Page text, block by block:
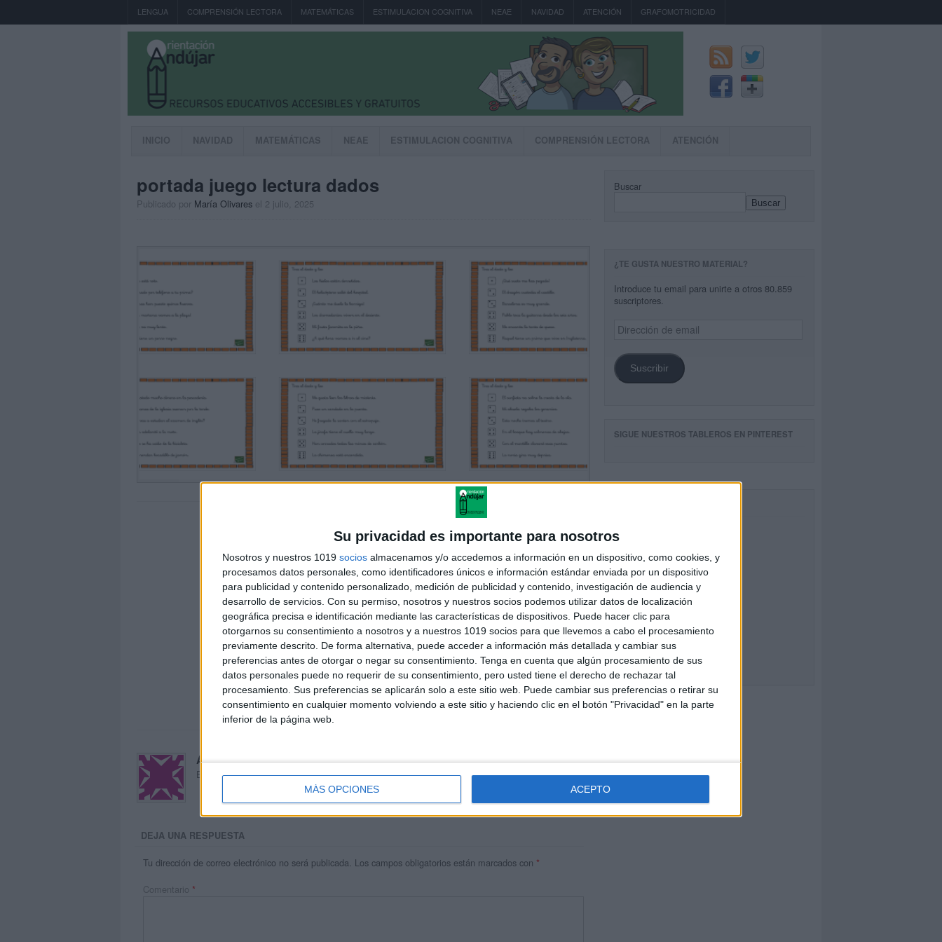
Su privacidad es importante para nosotros
Nosotros y nuestros 1019 socios almacenamos y/o accedemos a información en un dispositivo, como cookies, y
procesamos datos personales, como identificadores únicos e información estándar enviada por un dispositivo
para publicidad y contenido personalizado, medición de publicidad y contenido, investigación de audiencia y
desarrollo de servicios. Con su permiso, nosotros y nuestros socios podemos utilizar datos de localización
geográfica precisa e identificación mediante las características de dispositivos. Puede hacer clic para
otorgarnos su consentimiento a nosotros y a nuestros 1019 socios para que llevemos a cabo el procesamiento
previamente descrito. De forma alternativa, puede acceder a información más detallada y cambiar sus
preferencias antes de otorgar o negar su consentimiento. Tenga en cuenta que algún procesamiento de sus
datos personales puede no requerir de su consentimiento, pero usted tiene el derecho de rechazar tal
procesamiento. Sus preferencias se aplicarán solo a este sitio web. Puede cambiar sus preferencias o retirar su
consentimiento en cualquier momento volviendo a este sitio y haciendo clic en el botón "Privacidad" en la parte
inferior de la página web.
MÁS OPCIONES ACEPTO
LENGUA COMPRENSIÓN LECTORA MATEMÁTICAS ESTIMULACION COGNITIVA NEAE NAVIDAD ATENCIÓN GRAFOMOTRICIDAD
INICIO NAVIDAD MATEMÁTICAS NEAE ESTIMULACION COGNITIVA COMPRENSIÓN LECTORA ATENCIÓN
portada juego lectura dados
Publicado por María Olivares el 2 julio, 2025
Acerca de María Olivares
El autor no ha proporcionado ninguna información.
DEJA UNA RESPUESTA
Tu dirección de correo electrónico no será publicada. Los campos obligatorios están marcados con *
Comentario *
Buscar
Buscar
¿TE GUSTA NUESTRO MATERIAL?
Introduce tu email para unirte a otros 80.859
suscriptores.
Dirección
de
Suscribir
SIGUE NUESTROS TABLEROS EN PINTEREST